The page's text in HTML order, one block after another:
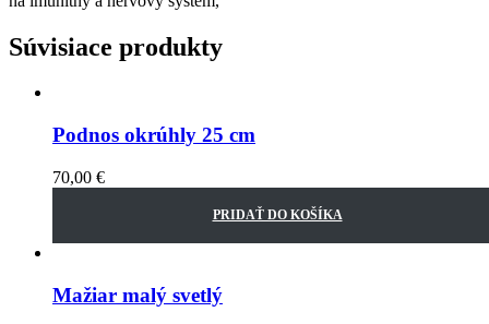
Súvisiace produkty
Podnos okrúhly 25 cm
70,00 €
PRIDAŤ DO KOŠÍKA
Mažiar malý svetlý